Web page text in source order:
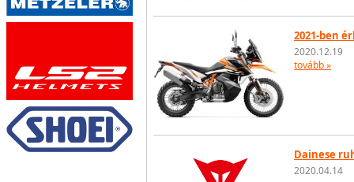
2021-ben
2020.12.19
tovább »
Dainese
2020.04.14